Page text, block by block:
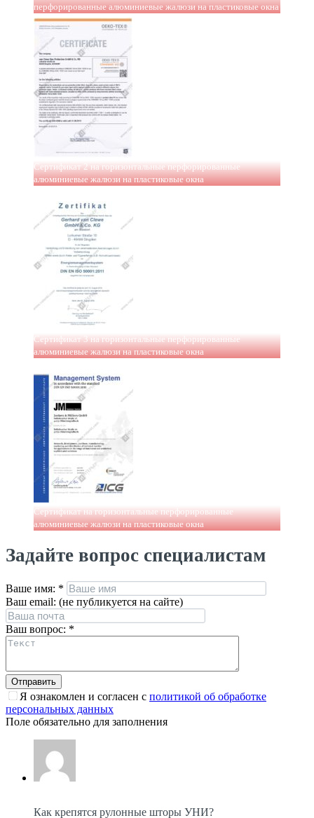
перфорированные алюминиевые жалюзи на пластиковые окна
Сертификат 2 на горизонтальные перфорированные
алюминиевые жалюзи на пластиковые окна
Сертификат 3 на горизонтальные перфорированные
алюминиевые жалюзи на пластиковые окна
Сертификат на горизонтальные перфорированные
алюминиевые жалюзи на пластиковые окна
Задайте вопрос специалистам
Ваше имя: *
Ваш email: (не публикуется на сайте)
Ваш вопрос: *
Я ознакомлен и согласен с политикой об обработке
персональных данных
Поле обязательно для заполнения
Как крепятся рулонные шторы УНИ?